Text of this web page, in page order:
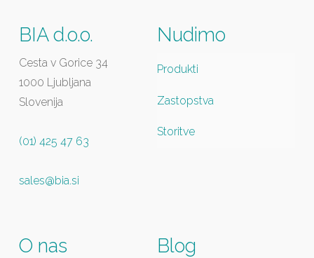
BIA d.o.o.
Cesta v Gorice 34
1000 Ljubljana
Slovenija
(01) 425 47 63
sales@bia.si
Nudimo
Produkti
Zastopstva
Storitve
O nas Blog